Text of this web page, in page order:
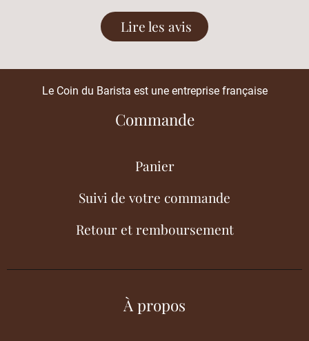
Lire les avis
Le Coin du Barista est une entreprise française
Commande
Panier
Suivi de votre commande
Retour et remboursement
À propos